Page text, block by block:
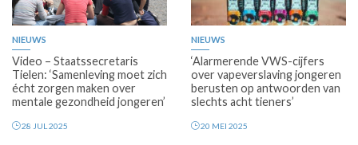
NIEUWS
Video – Staatssecretaris
Tielen: ‘Samenleving moet zich
écht zorgen maken over
mentale gezondheid jongeren’
28 JUL 2025
NIEUWS
‘Alarmerende VWS-cijfers
over vapeverslaving jongeren
berusten op antwoorden van
slechts acht tieners’
20 MEI 2025